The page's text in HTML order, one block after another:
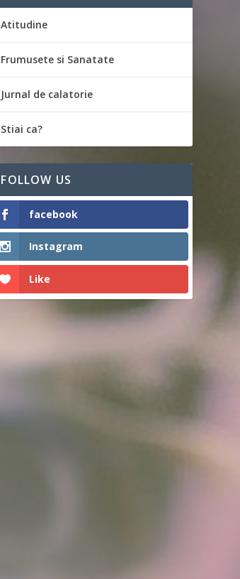
Atitudine
Frumusete si Sanatate
Jurnal de calatorie
Stiai ca?
FOLLOW US
facebook
Instagram
Like